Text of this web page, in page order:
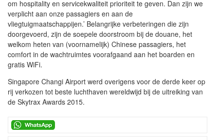
om hospitality en servicekwaliteit prioriteit te geven. Dan zijn we
verplicht aan onze passagiers en aan de
vliegtuigmaatschappijen.’ Belangrijke verbeteringen die zijn
doorgevoerd, zijn de soepele doorstroom bij de douane, het
welkom heten van (voornamelijk) Chinese passagiers, het
comfort in de wachtruimtes voorafgaand aan het boarden en
gratis WiFi.
Singapore Changi Airport werd overigens voor de derde keer op
rij verkozen tot beste luchthaven wereldwijd bij de uitreiking van
de Skytrax Awards 2015.